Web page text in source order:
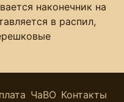
наконечник на
в распил,
ЧаВО Контакты